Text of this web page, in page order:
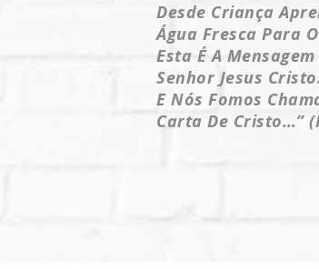
Desde Criança
Água Fresca Para
Esta É A
Senhor Jesus
E Nós Fomos
Carta De Cristo…”